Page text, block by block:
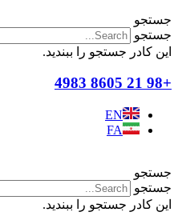
جستجو
جستجو
این کادر جستجو را ببندید.
+98 21 8605 4983
EN
FA
جستجو
جستجو
این کادر جستجو را ببندید.